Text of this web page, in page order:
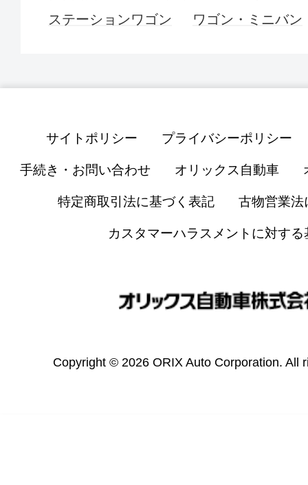
ステーションワゴン
ワゴン・ミニバン
サイトポリシー プライバシーポリシー
手続き・お問い合わせ オリックス自動車
特定商取引法に基づく表記 古物営業法
カスタマーハラスメントに対する
Copyright © 2026 ORIX Auto Corporation. All